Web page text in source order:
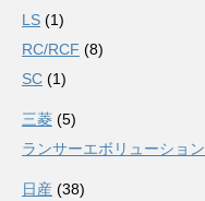
LS (1)
RC/RCF (8)
SC (1)
三菱 (5)
ランサーエボリューション
日産 (38)